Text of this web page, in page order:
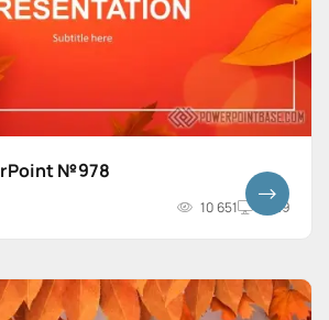
№978
10 651 16x9